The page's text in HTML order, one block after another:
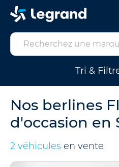
Tri &
Nos berlines
d'occasion en
2 véhicules en vente